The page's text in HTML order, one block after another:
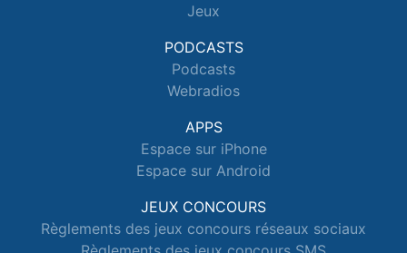
Jeux
PODCASTS
Podcasts
Webradios
APPS
Espace sur iPhone
Espace sur Android
JEUX CONCOURS
Règlements des jeux concours réseaux sociaux